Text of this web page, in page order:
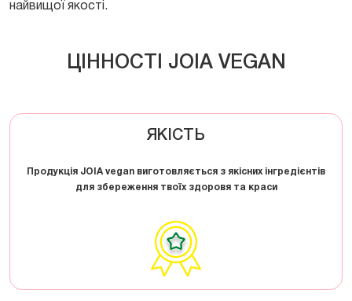
найвищої якості.
ЦІННОСТІ JOIA VEGAN
ЯКІСТЬ
Продукція JOIA vegan виготовляється з якісних інгредієнтів
для збереження твоїх здоровя та краси